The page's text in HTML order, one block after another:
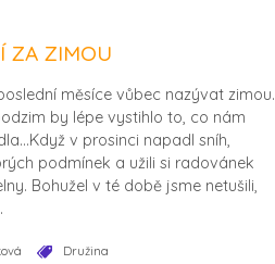
ZA ZIMOU
měsíce vůbec nazývat zimou.
by lépe vystihlo to, co nám
v prosinci napadl sníh,
podmínek a užili si radovánek
Bohužel v té době jsme netušili,
Družina